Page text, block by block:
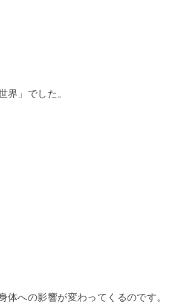
界」でした。
体への影響が変わってくるのです。